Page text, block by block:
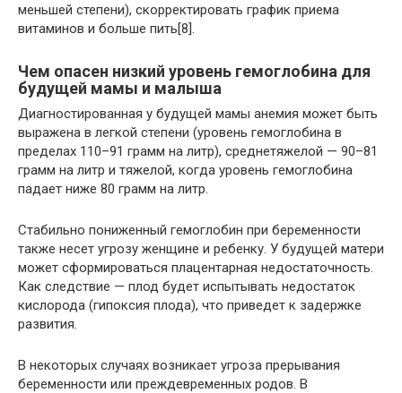
меньшей степени), скорректировать график приема
витаминов и больше пить[8].
Чем опасен низкий уровень гемоглобина для
будущей мамы и малыша
Диагностированная у будущей мамы анемия может быть
выражена в легкой степени (уровень гемоглобина в
пределах 110–91 грамм на литр), среднетяжелой — 90–81
грамм на литр и тяжелой, когда уровень гемоглобина
падает ниже 80 грамм на литр.
Стабильно пониженный гемоглобин при беременности
также несет угрозу женщине и ребенку. У будущей матери
может сформироваться плацентарная недостаточность.
Как следствие — плод будет испытывать недостаток
кислорода (гипоксия плода), что приведет к задержке
развития.
В некоторых случаях возникает угроза прерывания
беременности или преждевременных родов. В